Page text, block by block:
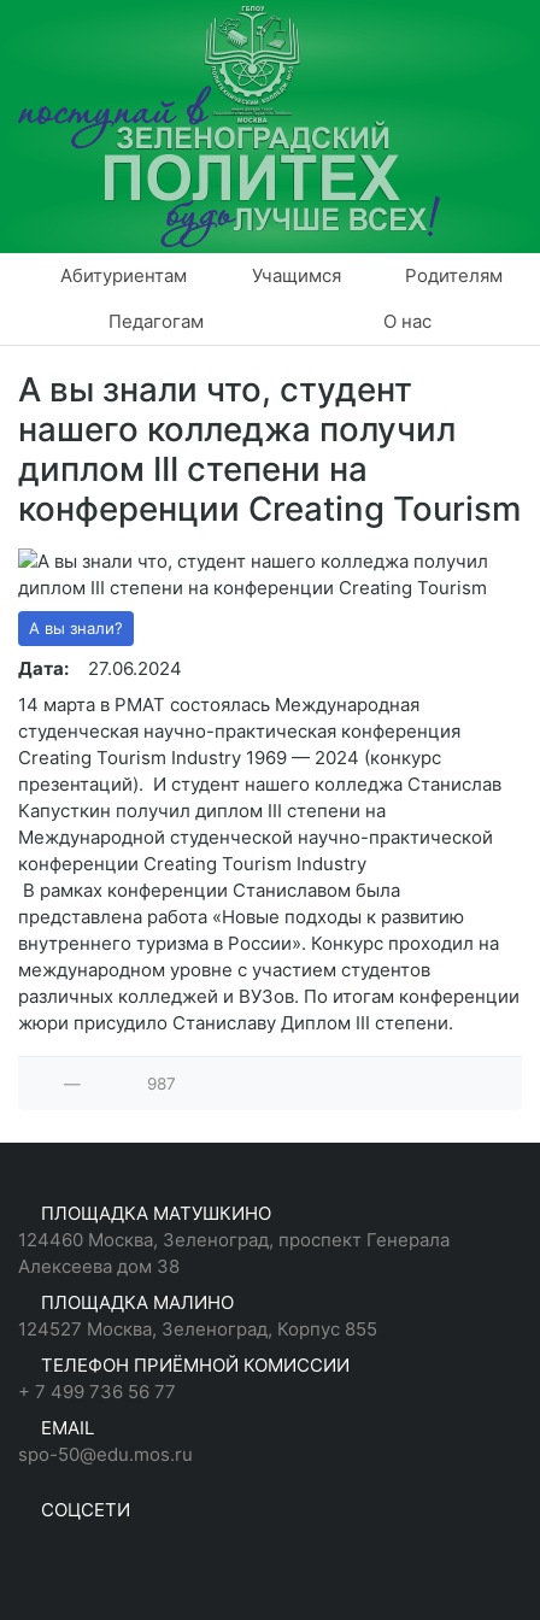
Абитуриентам Учащимся
Родителям
Педагогам
О нас
А вы знали что, студент
нашего колледжа получил
диплом III степени на
конференции Creating Tourism
А вы знали?
Дата:
27.06.2024
14 марта в РМАТ состоялась Международная
студенческая научно-практическая конференция
Creating Tourism Industry 1969 — 2024 (конкурс
презентаций). И студент нашего колледжа Станислав
Капусткин получил диплом III степени на
Международной студенческой научно-практической
конференции Creating Tourism Industry
В рамках конференции Станиславом была
представлена работа «Новые подходы к развитию
внутреннего туризма в России». Конкурс проходил на
международном уровне с участием студентов
различных колледжей и ВУЗов. По итогам конференции
жюри присудило Станиславу Диплом III степени.
— 987
ПЛОЩАДКА МАТУШКИНО
124460 Москва, Зеленоград, проспект Генерала
Алексеева дом 38
ПЛОЩАДКА МАЛИНО
124527 Москва, Зеленоград, Корпус 855
ТЕЛЕФОН ПРИЁМНОЙ КОМИССИИ
+ 7 499 736 56 77
EMAIL
spo-50@edu.mos.ru
СОЦСЕТИ